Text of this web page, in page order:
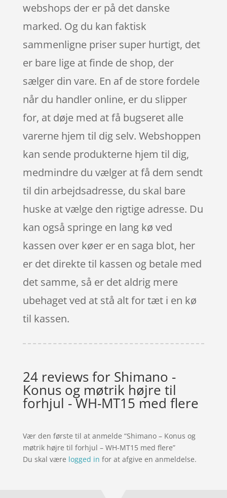
webshops der er på det danske
marked. Og du kan faktisk
sammenligne priser super hurtigt, det
er bare lige at finde de shop, der
sælger din vare. En af de store fordele
når du handler online, er du slipper
for, at døje med at få bugseret alle
varerne hjem til dig selv. Webshoppen
kan sende produkterne hjem til dig,
medmindre du vælger at få dem sendt
til din arbejdsadresse, du skal bare
huske at vælge den rigtige adresse. Du
kan også springe en lang kø ved
kassen over køer er en saga blot, her
er det direkte til kassen og betale med
det samme, så er det aldrig mere
ubehaget ved at stå alt for tæt i en kø
til kassen.
24 reviews for Shimano -
Konus og møtrik højre til
forhjul - WH-MT15 med flere
Vær den første til at anmelde “Shimano – Konus og
møtrik højre til forhjul – WH-MT15 med flere”
Du skal være logged in for at afgive en anmeldelse.